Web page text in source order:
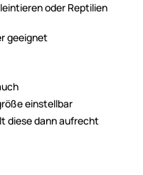
oder Reptilien
geeignet
einstellbar
diese dann aufrecht